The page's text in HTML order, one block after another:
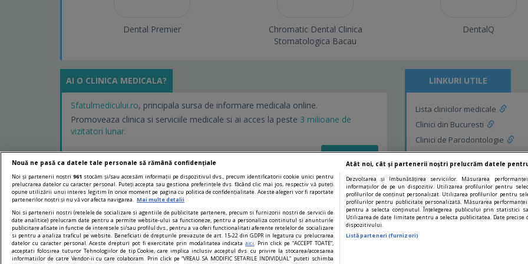
Dental Premier
Chromatic Dental Clinica
Stomatologica Bacau
DentalQ
AI O CLINICA MEDICALA?
Sfatulmedicului.ro, principala sursa de informare medicala online.
Promoveaza clinica si serviciile medicale si ai acces la peste 3 milioane de
vizitatori lunar.
Vezi detalii!
LINKURI UTILE
Lista clinicilor medicale
Clinici din Bucuresti
Clinici de Parodontologie
Clinici de Parodontologie din
www.sfatulmedicului.ro 2026. Toate drepturile sunt rezervate.
Nouă ne pasă ca datele tale personale să rămână confidențiale
Noi și partenerii noștri 961stocăm și/sau accesăm informații pe dispozitivul dvs., precum identificatorii cookie unici pentru
prelucrarea datelor cu caracter personal. Puteți accepta sau gestiona preferințele dvs. făcând clic mai jos, respectiv vă puteți
opune utilizării unui interes legitim în orice moment pe pagina cu politica de confidențialitate. Aceste alegeri vor fi raportate
partenerilor noștri și nu vă vor afecta navigarea. Mai multe detalii
Noi si partenerii nostri (retelele de socializare si agentiile de publicitate partenere, precum si furnizorii nostri de servicii de
date analitice) prelucram date pentru a permite website-ului sa functioneze, pentru a personaliza continutul si anunturile
publicitare afisate in functie de interesele si/sau profilul dvs., pentru a va oferi functionalitati aferente retelelor de socializare
si pentru a analiza traficul pe website. Beneficiati de drepturile prevazute de art. 15-22 din GDPR in legatura cu prelucrarea
datelor cu caracter personal. Aceste drepturi pot fi exercitate prin modalitatea indicataaici. Prin click pe “ACCEPT TOATE”,
acceptati folosirea tuturor Tehnologiilor de tip Cookie, care implica inclusiv acceptul dvs. cu privire la stocarea/accesarea
informatiilor de catre Vendor-ii cu care colaboram. Prin click pe “VREAU SA MODIFIC SETARILE INDIVIDUAL” puteti schimba
Atât noi, cât și partenerii noștri prelucrăm datele
Dezvoltarea și îmbunătățirea serviciilor. Măsurarea
informațiilor de pe un dispozitiv. Utilizarea profilurilor pentru
profilurilor de conținut personalizat. Utilizarea profilurilor pentru
profilurilor pentru publicitate personalizată. Măsurarea
pentru a selecta conținutul. Înțelegerea publicului prin statistici
Utilizarea de date limitate pentru a selecta publicitatea. Date precise
dispozitivului.
Listă parteneri (furnizori)